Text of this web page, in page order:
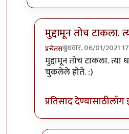
मुद्दामून तोच टाकला.
प्रचेतसबुधवार, 06/01/2021
In reply toजुन्या
मुद्दामून तोच टाकला. त्या
चुकलेले होते. :)
प्रतिसाद देण्यासाठीलॉग